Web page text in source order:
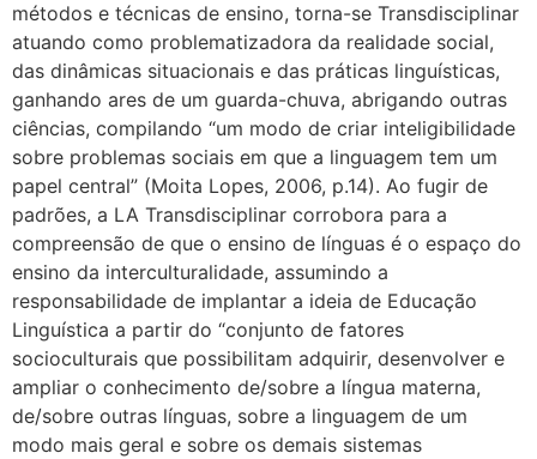
métodos e técnicas de ensino, torna-se Transdisciplinar
atuando como problematizadora da realidade social,
das dinâmicas situacionais e das práticas linguísticas,
ganhando ares de um guarda-chuva, abrigando outras
ciências, compilando “um modo de criar inteligibilidade
sobre problemas sociais em que a linguagem tem um
papel central” (Moita Lopes, 2006, p.14). Ao fugir de
padrões, a LA Transdisciplinar corrobora para a
compreensão de que o ensino de línguas é o espaço do
ensino da interculturalidade, assumindo a
responsabilidade de implantar a ideia de Educação
Linguística a partir do “conjunto de fatores
socioculturais que possibilitam adquirir, desenvolver e
ampliar o conhecimento de/sobre a língua materna,
de/sobre outras línguas, sobre a linguagem de um
modo mais geral e sobre os demais sistemas